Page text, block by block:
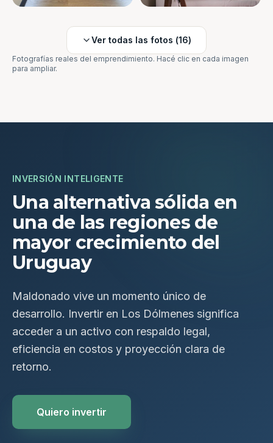
Ver todas las fotos (16)
Fotografías reales del emprendimiento. Hacé clic en cada imagen
para ampliar.
INVERSIÓN INTELIGENTE
Una alternativa sólida en
una de las regiones de
mayor crecimiento del
Uruguay
Maldonado vive un momento único de
desarrollo. Invertir en Los Dólmenes significa
acceder a un activo con respaldo legal,
eficiencia en costos y proyección clara de
retorno.
Quiero invertir